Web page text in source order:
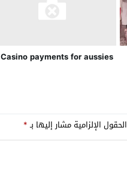
Casino payments for aussies
الحقول الإلزامية مشار إليها بـ*